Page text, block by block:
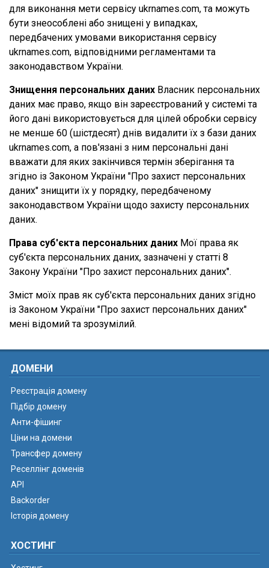
для виконання мети сервісу ukrnames.com, та можуть
бути знеособлені або знищені у випадках,
передбачених умовами використання сервісу
ukrnames.com, відповідними регламентами та
законодавством України.
Знищення персональних даних Власник персональних
даних має право, якщо він зареєстрований у системі та
його дані використовується для цілей обробки сервісу
не менше 60 (шістдесят) днів видалити їх з бази даних
ukrnames.com, а пов'язані з ним персональні дані
вважати для яких закінчився термін зберігання та
згідно із Законом України "Про захист персональних
даних" знищити їх у порядку, передбаченому
законодавством України щодо захисту персональних
даних.
Права суб'єкта персональних даних Мої права як
суб'єкта персональних даних, зазначені у статті 8
Закону України "Про захист персональних даних".
Зміст моїх прав як суб'єкта персональних даних згідно
із Законом України "Про захист персональних даних"
мені відомий та зрозумілий.
ДОМЕНИ
Реєстрація домену
Підбір домену
Анти-фішинг
Ціни на домени
Трансфер домену
Реселлінг доменів
API
Backorder
Історія домену
ХОСТИНГ